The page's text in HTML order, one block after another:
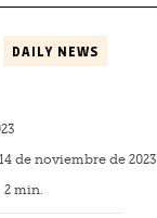
DAILY NEWS
14 de noviembre de 2023
2 min.